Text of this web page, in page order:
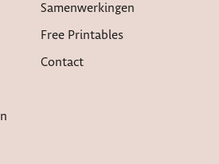
Samenwerkingen
Free Printables
Contact